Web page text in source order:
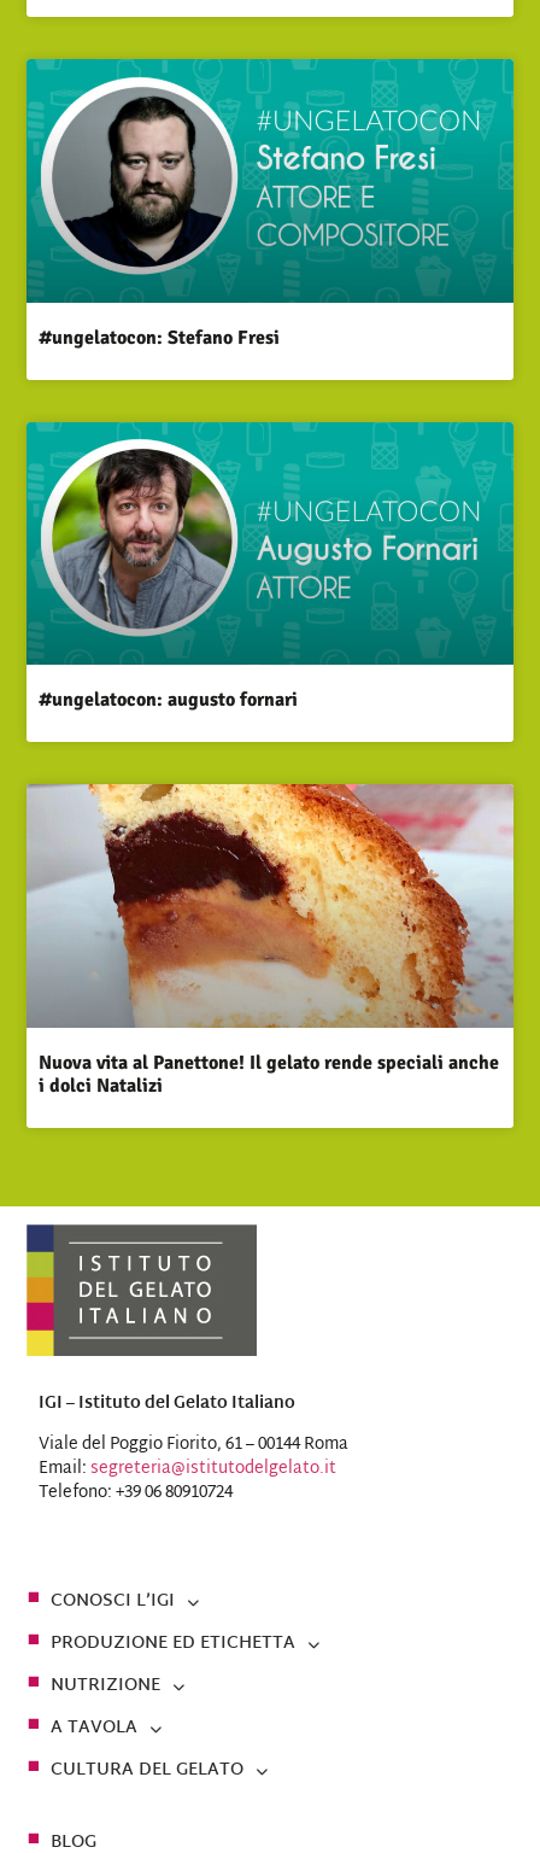
#ungelatocon: Stefano Fresi
#ungelatocon: augusto fornari
Nuova vita al Panettone! Il gelato rende speciali anche
i dolci Natalizi
IGI – Istituto del Gelato Italiano
Viale del Poggio Fiorito, 61 – 00144 Roma
Email:segreteria@istitutodelgelato.it
Telefono: +39 06 80910724
CONOSCI L’IGI
PRODUZIONE ED ETICHETTA
NUTRIZIONE
A TAVOLA
CULTURA DEL GELATO
BLOG